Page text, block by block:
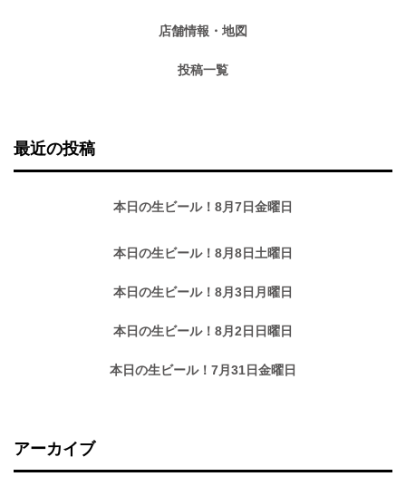
店舗情報・地図
投稿一覧
最近の投稿
本日の生ビール！8月7日金曜日
本日の生ビール！8月8日土曜日
本日の生ビール！8月3日月曜日
本日の生ビール！8月2日日曜日
本日の生ビール！7月31日金曜日
アーカイブ